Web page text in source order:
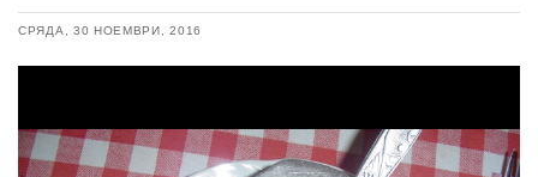
СРЯДА, 30 НОЕМВРИ, 2016